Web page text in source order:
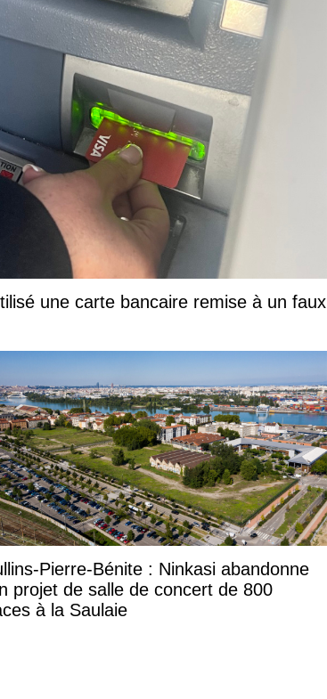
une carte bancaire remise à un faux
Pierre-Bénite : Ninkasi abandonne
projet de salle de concert de 800
à la Saulaie